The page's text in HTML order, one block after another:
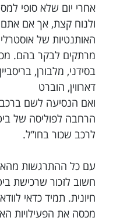
אחרי יום שלא סופי
ולנוח קצת, אך אם אתם
האותנטיות של
מרתקים לבקר בהם.
בסידני, מלבורן,
דארווין, הוברט
ואם הנסיעה לשם
הרחבה לפוליסה של
לרכב שכור בחו”ל.
עם כל ההתרגשות
חשוב לזכור שרכישת
חיונית. תמיד כדאי
מכסה את הפעילויות